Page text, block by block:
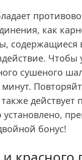
как
содержащиеся
Чтобы
сушеного
действует
бонус!